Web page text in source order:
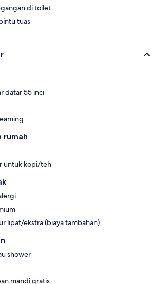
di toilet
tuas
datar 55 inci
rumah
untuk kopi/teh
lipat/ekstra (biaya tambahan)
shower
mandi gratis